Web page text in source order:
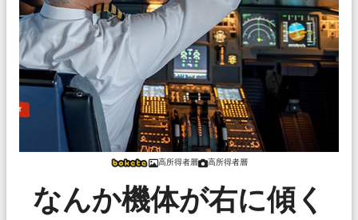
高所得者層 高所得者層
なんか機体が右に傾く